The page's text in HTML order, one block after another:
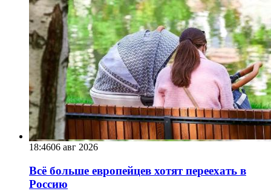
18:4606 авг 2026
Всё больше европейцев хотят переехать в
Россию